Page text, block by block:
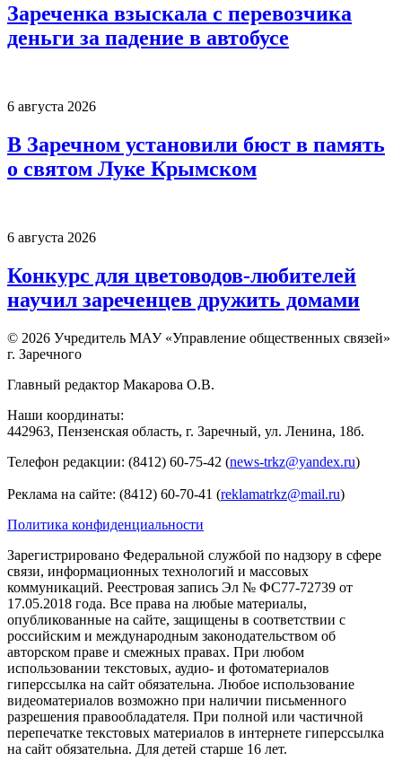
Зареченка взыскала с перевозчика
деньги за падение в автобусе
6 августа 2026
В Заречном установили бюст в память
о святом Луке Крымском
6 августа 2026
Конкурс для цветоводов-любителей
научил зареченцев дружить домами
© 2026 Учредитель МАУ «Управление общественных связей»
г. Заречного
Главный редактор Макарова О.В.
Наши координаты:
442963, Пензенская область, г. Заречный, ул. Ленина, 18б.
Телефон редакции: (8412) 60-75-42 (news-trkz@yandex.ru)
Реклама на сайте: (8412) 60-70-41 (reklamatrkz@mail.ru)
Политика конфиденциальности
Зарегистрировано Федеральной службой по надзору в сфере
связи, информационных технологий и массовых
коммуникаций. Реестровая запись Эл № ФС77-72739 от
17.05.2018 года. Все права на любые материалы,
опубликованные на сайте, защищены в соответствии с
российским и международным законодательством об
авторском праве и смежных правах. При любом
использовании текстовых, аудио- и фотоматериалов
гиперссылка на сайт обязательна. Любое использование
видеоматериалов возможно при наличии письменного
разрешения правообладателя. При полной или частичной
перепечатке текстовых материалов в интернете гиперссылка
на сайт обязательна. Для детей старше 16 лет.